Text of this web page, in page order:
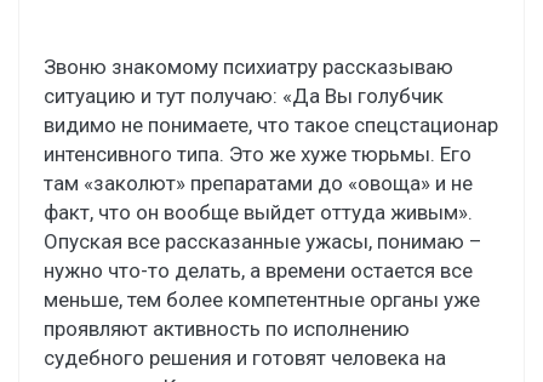
Звоню знакомому психиатру рассказываю
ситуацию и тут получаю: «Да Вы голубчик
видимо не понимаете, что такое спецстационар
интенсивного типа. Это же хуже тюрьмы. Его
там «заколют» препаратами до «овоща» и не
факт, что он вообще выйдет оттуда живым».
Опуская все рассказанные ужасы, понимаю –
нужно что-то делать, а времени остается все
меньше, тем более компетентные органы уже
проявляют активность по исполнению
судебного решения и готовят человека на